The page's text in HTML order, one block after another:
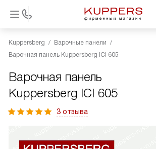
Kuppersberg
Варочные панели
Варочная панель Kuppersberg ICI 605
Варочная панель
Kuppersberg ICI 605
3 отзыва